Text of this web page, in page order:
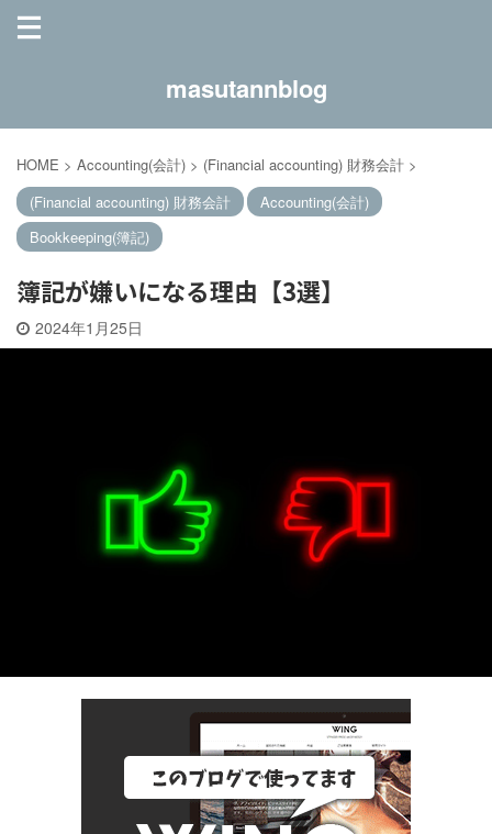
masutannblog
HOME > Accounting(会計) > (Financial accounting) 財務会計 >
(Financial accounting) 財務会計
Accounting(会計)
Bookkeeping(簿記)
簿記が嫌いになる理由【3選】
2024年1月25日